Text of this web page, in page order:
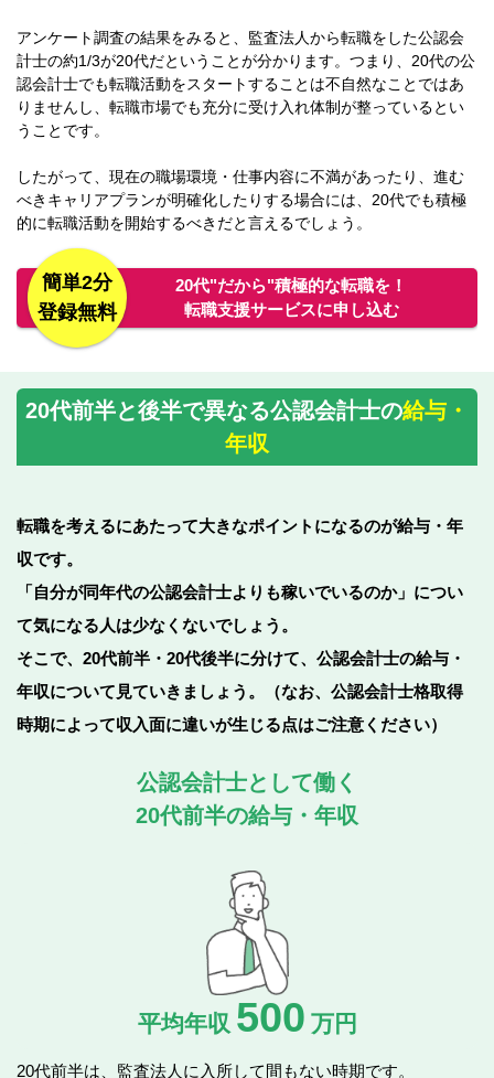
アンケート調査の結果をみると、監査法人から転職をした公認会
計士の約1/3が20代だということが分かります。つまり、20代の公
認会計士でも転職活動をスタートすることは不自然なことではあ
りませんし、転職市場でも充分に受け入れ体制が整っているとい
うことです。
したがって、現在の職場環境・仕事内容に不満があったり、進む
べきキャリアプランが明確化したりする場合には、20代でも積極
的に転職活動を開始するべきだと言えるでしょう。
簡単2分
登録無料
20代"だから"積極的な転職を！
転職支援サービスに申し込む
20代前半と後半で異なる公認会計士の給与・
年収
転職を考えるにあたって大きなポイントになるのが給与・年
収です。
「自分が同年代の公認会計士よりも稼いでいるのか」につい
て気になる人は少なくないでしょう。
そこで、20代前半・20代後半に分けて、公認会計士の給与・
年収について見ていきましょう。
（なお、公認会計士格取得
時期によって収入面に違いが生じる点はご注意ください）
公認会計士として働く
20代前半の給与・年収
平均年収 500 万円
20代前半は、監査法人に入所して間もない時期です。